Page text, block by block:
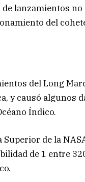
lanzamientos
del
del Long
y causó algunos
Índico.
de la
de 1 entre